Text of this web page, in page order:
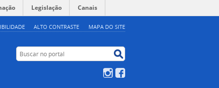
ALTO CONTRASTE MAPA DO SITE
Legislação Canais
Buscar no portal
Instagram